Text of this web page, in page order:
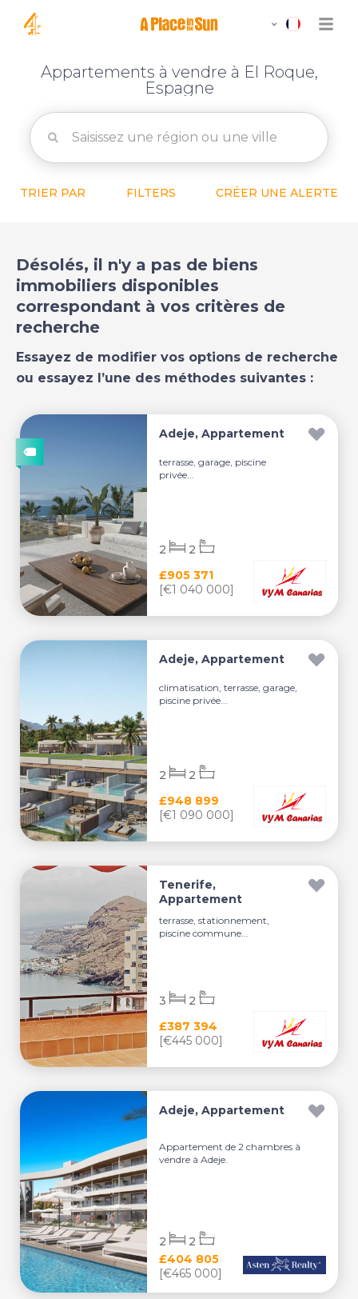
Appartements à vendre à El Roque,
Espagne
TRIER PAR FILTERS CRÉER UNE ALERTE
Désolés, il n'y a pas de biens
immobiliers disponibles
correspondant à vos critères de
recherche
Essayez de modifier vos options de recherche
ou essayez l’une des méthodes suivantes :
Adeje, Appartement
terrasse, garage, piscine
privée...
£905 371
[€1 040 000]
2 2
Adeje, Appartement
climatisation, terrasse, garage,
piscine privée...
£948 899
[€1 090 000]
2 2
Tenerife,
Appartement
terrasse, stationnement,
piscine commune...
£387 394
[€445 000]
3 2
Adeje, Appartement
Appartement de 2 chambres à
vendre à Adeje.
£404 805
[€465 000]
2 2